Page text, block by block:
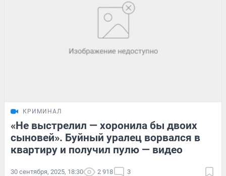
КРИМИНАЛ
«Не выстрелил — хоронила бы двоих
сыновей». Буйный уралец ворвался в
квартиру и получил пулю — видео
30 сентября, 2025, 18:30 2 918 3